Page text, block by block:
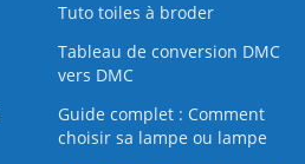
Tuto toiles à broder
Tableau de conversion DMC
vers DMC
Guide complet : Comment
choisir sa lampe ou lampe